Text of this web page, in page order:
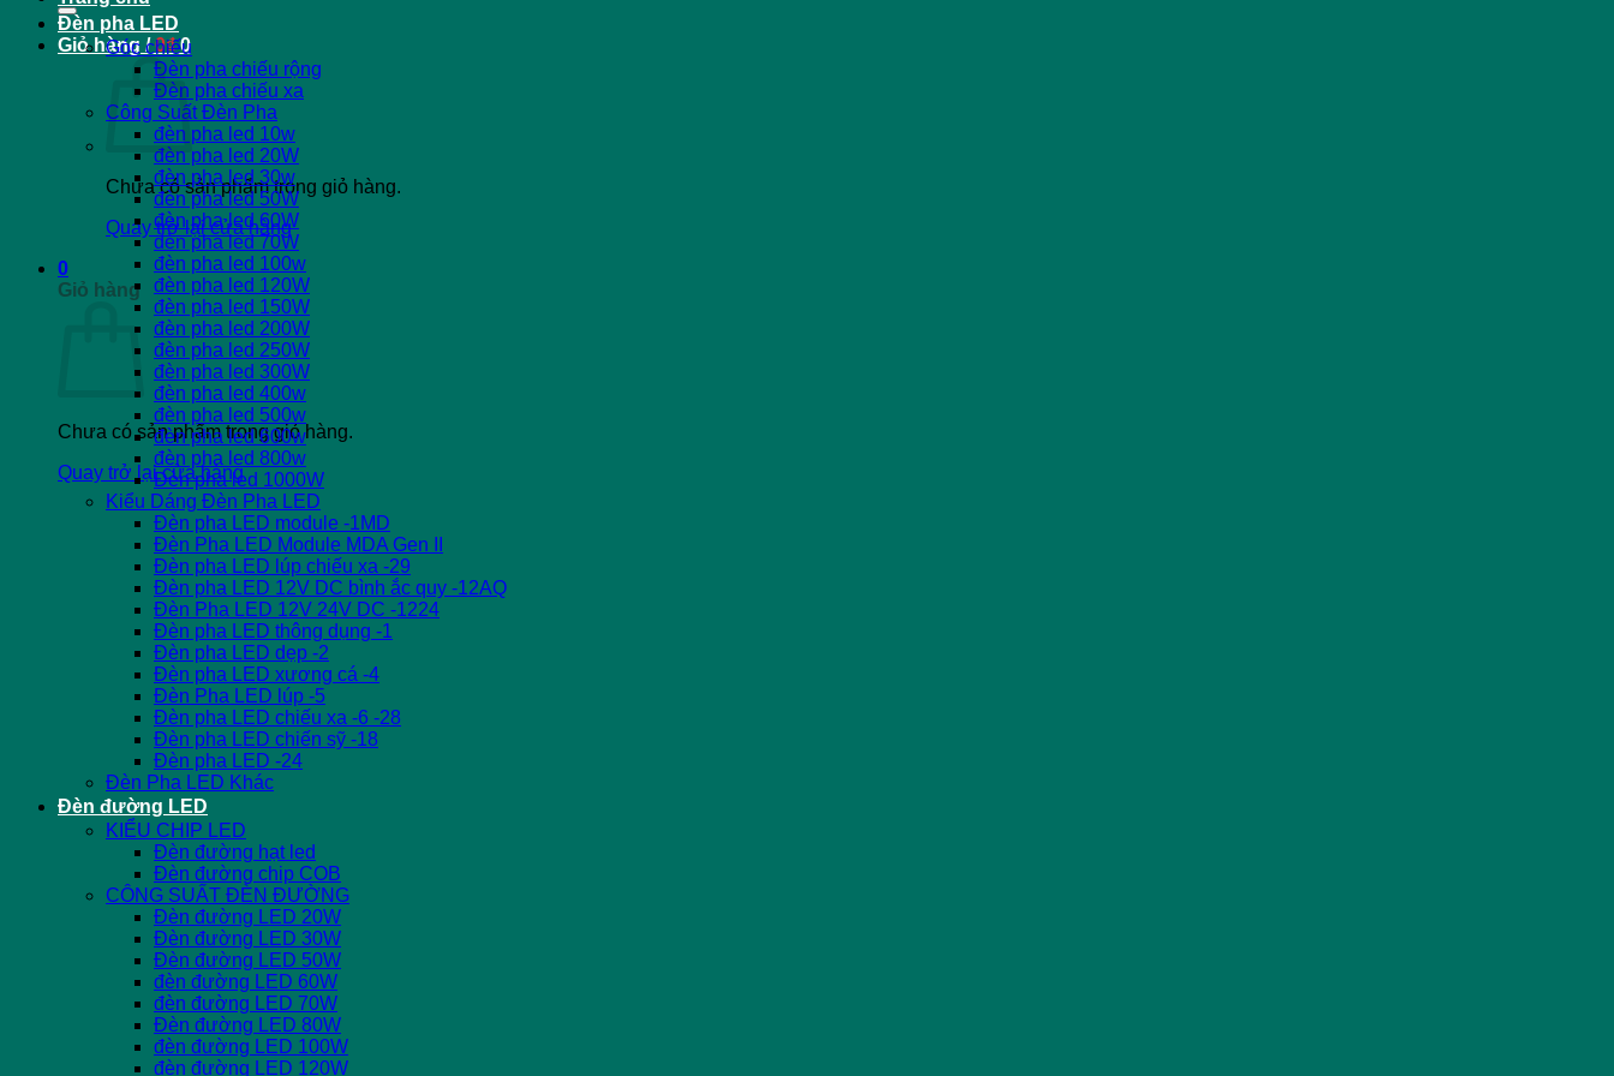
Giỏ hàng /0₫ 0
Chưa có sản phẩm trong giỏ hàng.
Quay trở lại cửa hàng
0
Giỏ hàng
Chưa có sản phẩm trong giỏ hàng.
Quay trở lại cửa hàng
Đèn pha LED
Góc chiếu
Đèn pha chiếu rộng
Đèn pha chiếu xa
Công Suất Đèn Pha
đèn pha led 10w
đèn pha led 20W
đèn pha led 30w
đèn pha led 50W
đèn pha led 60W
đèn pha led 70W
đèn pha led 100w
đèn pha led 120W
đèn pha led 150W
đèn pha led 200W
đèn pha led 250W
đèn pha led 300W
đèn pha led 400w
đèn pha led 500w
đèn pha led 600w
đèn pha led 800w
Đèn pha led 1000W
Kiểu Dáng Đèn Pha LED
Đèn pha LED module -1MD
Đèn Pha LED Module MDA Gen II
Đèn pha LED lúp chiếu xa -29
Đèn pha LED 12V DC bình ắc quy -12AQ
Đèn Pha LED 12V 24V DC -1224
Đèn pha LED thông dụng -1
Đèn pha LED dẹp -2
Đèn pha LED xương cá -4
Đèn Pha LED lúp -5
Đèn pha LED chiếu xa -6 -28
Đèn pha LED chiến sỹ -18
Đèn pha LED -24
Đèn Pha LED Khác
Đèn đường LED
KIỂU CHIP LED
Đèn đường hạt led
Đèn đường chip COB
CÔNG SUẤT ĐÈN ĐƯỜNG
Đèn đường LED 20W
Đèn đường LED 30W
Đèn đường LED 50W
đèn đường LED 60W
đèn đường LED 70W
Đèn đường LED 80W
đèn đường LED 100W
đèn đường LED 120W